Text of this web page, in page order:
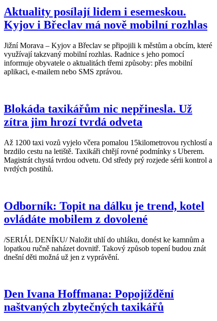
Aktuality posílají lidem i esemeskou.
Kyjov i Břeclav má nově mobilní rozhlas
Jižní Morava – Kyjov a Břeclav se připojili k městům a obcím, které
využívají takzvaný mobilní rozhlas. Radnice s jeho pomocí
informuje obyvatele o aktualitách třemi způsoby: přes mobilní
aplikaci, e-mailem nebo SMS zprávou.
Blokáda taxikářům nic nepřinesla. Už
zítra jim hrozí tvrdá odveta
Až 1200 taxi vozů vyjelo včera pomalou 15kilometrovou rychlostí a
brzdilo cestu na letiště. Taxikáři chtějí rovné podmínky s Uberem.
Magistrát chystá tvrdou odvetu. Od středy prý rozjede sérii kontrol a
tvrdých postihů.
Odborník: Topit na dálku je trend, kotel
ovládáte mobilem z dovolené
/SERIÁL DENÍKU/ Naložit uhlí do uhláku, donést ke kamnům a
lopatkou ručně naházet dovnitř. Takový způsob topení budou znát
dnešní děti možná už jen z vyprávění.
Den Ivana Hoffmana: Popojíždění
naštvaných zbytečných taxikářů